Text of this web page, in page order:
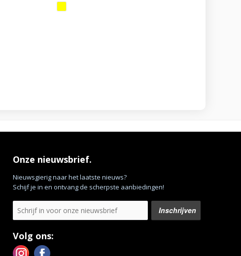
Onze nieuwsbrief.
Nieuwsgierig naar het laatste nieuws?
Schijf je in en ontvang de scherpste aanbiedingen!
Volg ons: